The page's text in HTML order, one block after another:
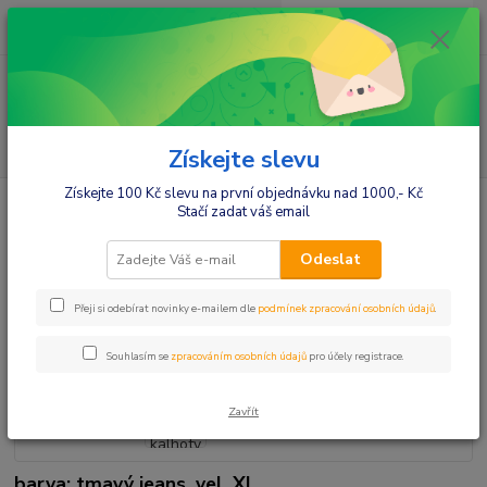
ks
za 0,00 Kč
Móda pro maminky Kalhoty,lacláče,jeansy Kalhoty
MaaMaa Těhotenské kalhoty s láclem - tmavý jeans
Be MaaMaa Těhotenské kalhoty s
láclem - tmavý jeans
Získejte slevu
Získejte 100 Kč slevu na první objednávku nad 1000,- Kč
Stačí zadat váš email
Odeslat
Přeji si odebírat novinky e-mailem dle podmínek zpracování osobních údajů.
Souhlasím se zpracováním osobních údajů pro účely registrace.
Zavřít